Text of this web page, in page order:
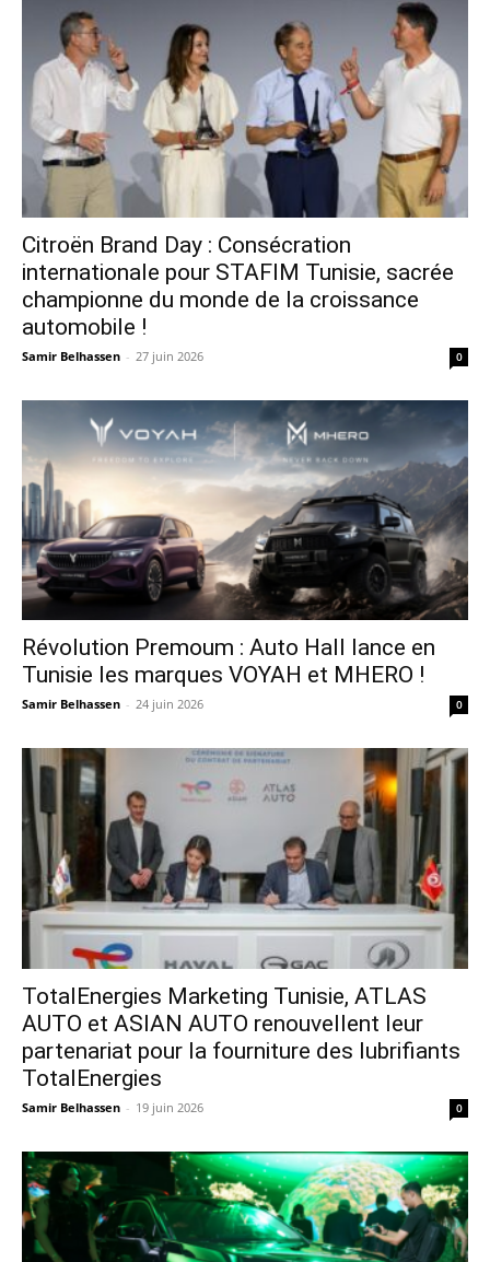
Citroën Brand Day : Consécration
internationale pour STAFIM Tunisie, sacrée
championne du monde de la croissance
automobile !
Samir Belhassen - 27 juin 2026 0
Révolution Premoum : Auto Hall lance en
Tunisie les marques VOYAH et MHERO !
Samir Belhassen - 24 juin 2026 0
TotalEnergies Marketing Tunisie, ATLAS
AUTO et ASIAN AUTO renouvellent leur
partenariat pour la fourniture des lubrifiants
TotalEnergies
Samir Belhassen - 19 juin 2026 0